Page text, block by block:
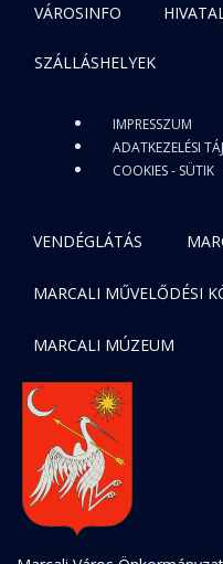
VÁROSINFO
SZÁLLÁSHELYEK
IMPRESSZUM
ADATKEZELÉSI
COOKIES - SÜTIK
VENDÉGLÁTÁS
MARCALI MŰVELŐDÉSI
MARCALI MÚZEUM